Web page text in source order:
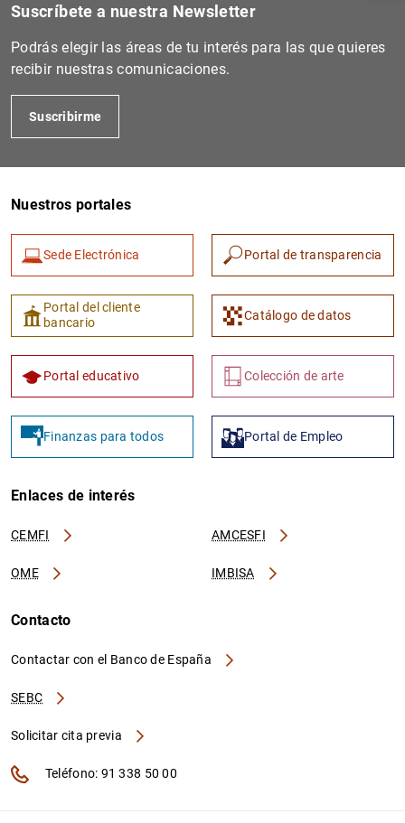
1 2
Suscríbete a nuestra Newsletter
Podrás elegir las áreas de tu interés para las que quieres
recibir nuestras comunicaciones.
Suscribirme
Nuestros portales
Sede Electrónica Portal de transparencia
Portal del cliente
bancario
Catálogo de datos
Portal educativo Colección de arte
Finanzas para todos Portal de Empleo
Enlaces de interés
CEMFI AMCESFI
OME IMBISA
Contacto
Contactar con el Banco de España
SEBC
Solicitar cita previa
Teléfono: 91 338 50 00